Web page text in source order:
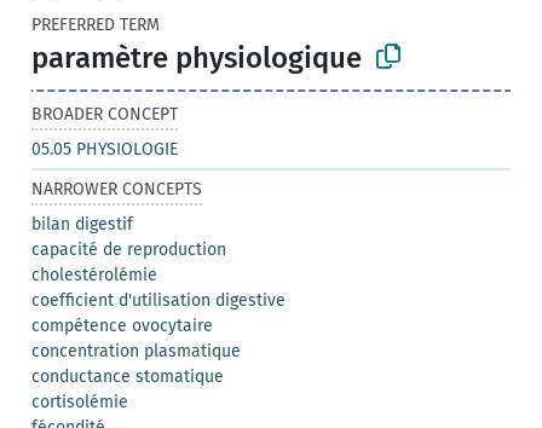
PREFERRED TERM
paramètre physiologique
BROADER CONCEPT
05.05 PHYSIOLOGIE
NARROWER CONCEPTS
bilan digestif
capacité de reproduction
cholestérolémie
coefficient d'utilisation digestive
compétence ovocytaire
concentration plasmatique
conductance stomatique
cortisolémie